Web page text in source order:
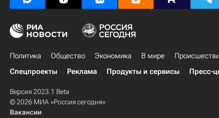
Политика Общество Экономика В мире
Спецпроекты
Реклама Продукты и сервисы Пресс-
Версия 2023.1 Beta
© 2026 МИА «Россия сегодня»
Вакансии